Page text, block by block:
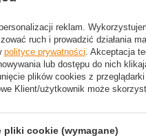
reklam.
ruch i prowadzić działania
polityce prywatności. Akceptacja
lub dostępu do nich
plików cookies z
Klient/użytkownik może
pliki cookie (wymagane)